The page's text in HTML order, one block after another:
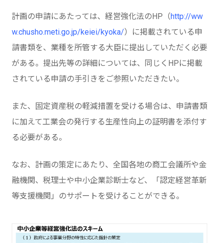
計画の申請にあたっては、経営強化法のHP（http://ww
w.chusho.meti.go.jp/keiei/kyoka/）に掲載されている申
請書類を、業種を所管する大臣に提出していただく必要
がある。提出先等の詳細については、同じくHPに掲載
されている申請の手引きをご参照いただきたい。
また、固定資産税の軽減措置を受ける場合は、申請書類
に加えて工業会の発行する生産性向上の証明書を添付す
る必要がある。
なお、計画の策定にあたり、全国各地の商工会議所や金
融機関、税理士や中小企業診断士など、「認定経営革新
等支援機関」のサポートを受けることができる。